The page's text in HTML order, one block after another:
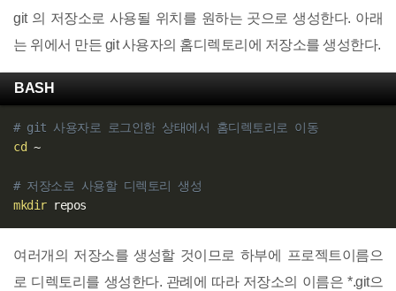
git 의 저장소로 사용될 위치를 원하는 곳으로 생성한다. 아래
는 위에서 만든 git 사용자의 홈디렉토리에 저장소를 생성한다.
BASH
# git 사용자로 로그인한 상태에서 홈디렉토리로 이동
cd ~
# 저장소로 사용할 디렉토리 생성
mkdir
여러개의 저장소를 생성할 것이므로 하부에 프로젝트이름으
로 디렉토리를 생성한다. 관례에 따라 저장소의 이름은 *.git으